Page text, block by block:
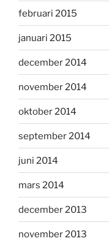
februari 2015
januari 2015
december 2014
november 2014
oktober 2014
september 2014
juni 2014
mars 2014
december 2013
november 2013